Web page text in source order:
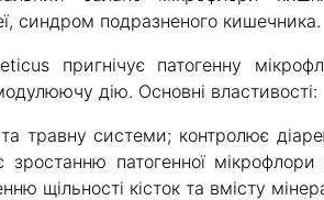
синдром подразненого кишечника.
пригнічує патогенну
дію. Основні властивості:
травну системи; контролює
зростанню патогенної
щільності кісток та вмісту